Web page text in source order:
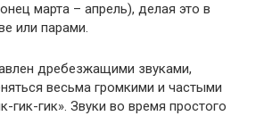
марта – апрель), делая это в
или парами.
дребезжащими звуками,
весьма громкими и частыми
гик-гик». Звуки во время простого